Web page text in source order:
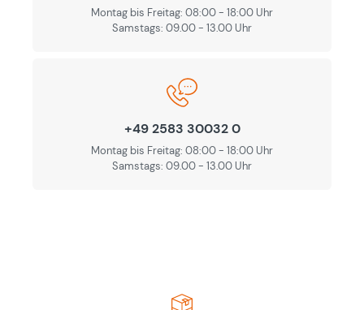
Montag bis Freitag: 08:00 - 18:00 Uhr
Samstags: 09.00 - 13.00 Uhr
+49 2583 30032 0
Montag bis Freitag: 08:00 - 18:00 Uhr
Samstags: 09.00 - 13.00 Uhr